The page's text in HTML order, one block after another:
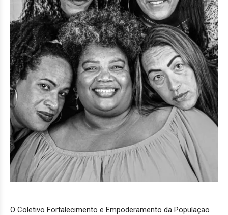
O Coletivo Fortalecimento e Empoderamento da Populaçao